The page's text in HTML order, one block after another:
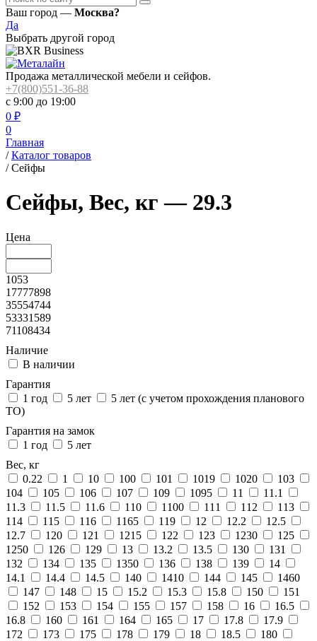
Ваш город — Москва?
Да
Выбрать другой город
Продажа металлической мебели и сейфов.
+7(800)551-36-88
с 9:00 до 19:00
0 ₽
0
Главная
/ Каталог товаров
/ Сейфы
Сейфы, Вес, кг — 29.3
Цена
1053
17777898
35554744
53331589
71108434
Наличие
В наличии
Гарантия
1 год
5 лет
5 лет (с учетом прохождения планового
ТО)
Гарантия на замок
1 год
5 лет
Вес, кг
0.22
1 10 100 101 1019 1020
103
104
105 106 107 109 1095 11
11.1
11.3
11.5 11.6 110 1100 111 112
113
114
115 116 1165 119 12 12.2
12.5
12.7
120 121 1215 122 123 1230
125
1250
126 129 13 13.2 13.5 130
131
132
134 135 1350 136 138 139
14
14.1
14.4 14.5 140 1410 144 145
1460
147
148 15 15.2 15.3 15.8 150
151
152
153 154 155 157 158 16
16.5
16.8
160 161 164 165 17 17.8
17.9
172
173 175 178 179 18 18.5
180